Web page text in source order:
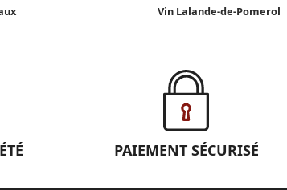
Vin Lalande-de-Pomerol
PAIEMENT SÉCURISÉ